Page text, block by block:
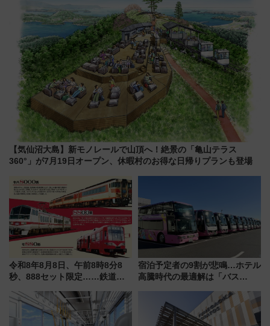
【気仙沼大島】新モノレールで山頂へ！絶景の「亀山テラス
360°」が7月19日オープン、休暇村のお得な日帰りプランも登場
令和8年8月8日、午前8時8分8
秒、888セット限定……鉄道各
たち
宿泊予定者の9割が悲鳴…ホテル
高騰時代の最適解は「バス
した、推し活遠征や観光時のリ
アルな懐事情